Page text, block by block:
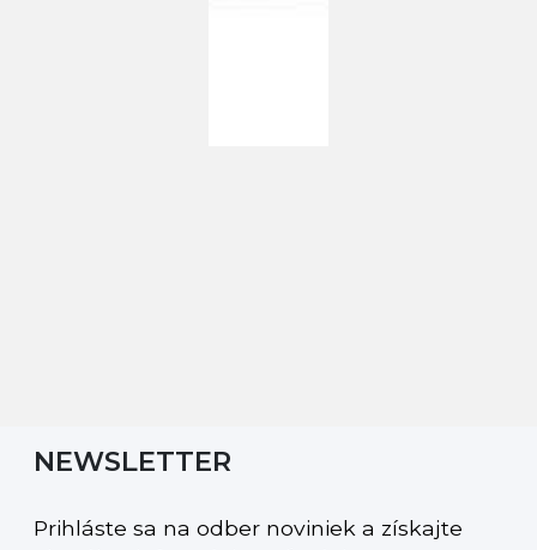
NEWSLETTER
Prihláste sa na odber noviniek a získajte